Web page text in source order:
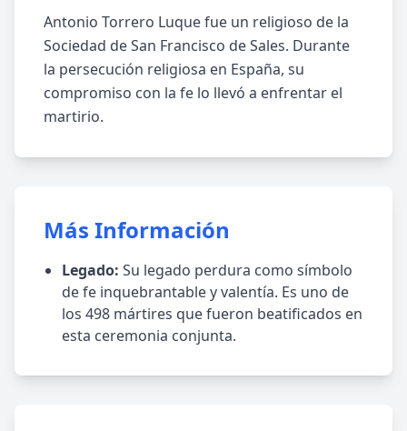
Antonio Torrero Luque fue un religioso de la
Sociedad de San Francisco de Sales. Durante
la persecución religiosa en España, su
compromiso con la fe lo llevó a enfrentar el
martirio.
Más Información
Legado: Su legado perdura como símbolo
de fe inquebrantable y valentía. Es uno de
los 498 mártires que fueron beatificados en
esta ceremonia conjunta.